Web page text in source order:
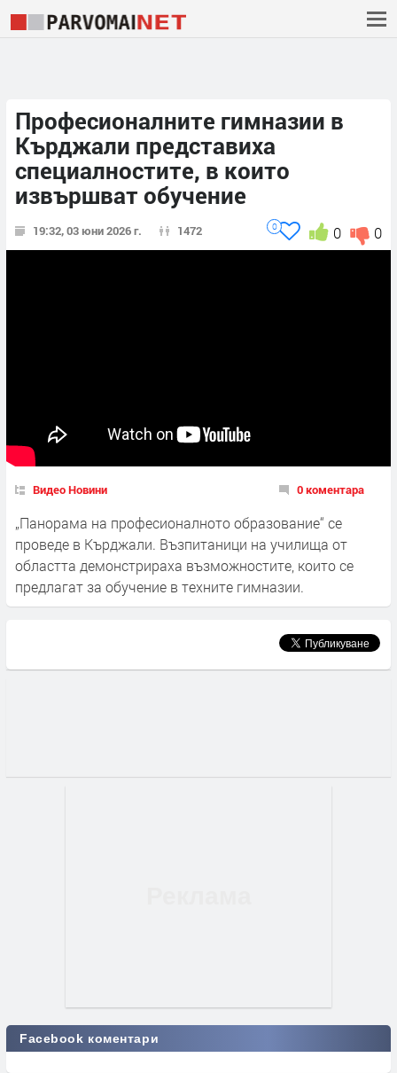
Професионалните гимназии в
Кърджали представиха
специалностите, в които
извършват обучение
19:32, 03 юни 2026 г. 1472 0
0
0
Видео Новини 0 коментара
„Панорама на професионалното образование“ се
проведе в Кърджали. Възпитаници на училища от
областта демонстрираха възможностите, които се
предлагат за обучение в техните гимназии.
Facebook коментари